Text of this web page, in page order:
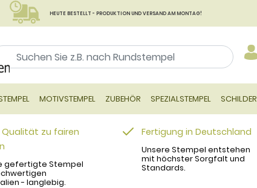
HEUTE BESTELLT - PRODUKTION UND VERSAND AM MONTAG!
MOTIVSTEMPEL ZUBEHÖR SPEZIALSTEMPEL SCHILDER
Qualität zu fairen
gefertigte Stempel
- langlebig.
Fertigung in Deutschland
Unsere Stempel entstehen
mit höchster Sorgfalt und
Standards.